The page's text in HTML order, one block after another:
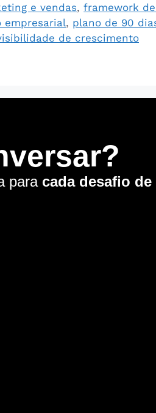
e vendas,framework
empresarial, plano de 90
de crescimento
para cada desafio